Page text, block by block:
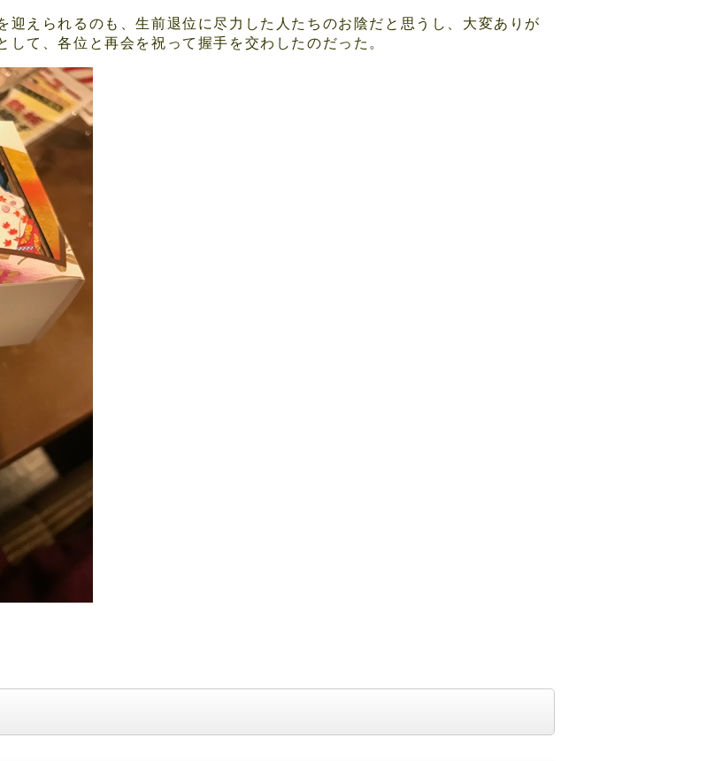
迎えられるのも、生前退位に尽力した人たちのお陰だと思うし、大変ありが
て、各位と再会を祝って握手を交わしたのだった。